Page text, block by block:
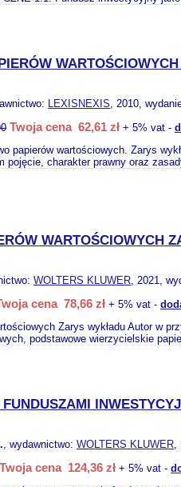
LEXISNEXIS, 2010,
Twoja cena 62,61 zł + 5% vat -
papierów wartościowych. Zarys
pojęcie, charakter prawny oraz
WARTOŚCIOWYCH
WOLTERS KLUWER, 2021,
cena 78,66 zł + 5% vat -
Zarys wykładu Autor w
podstawowe wierzycielskie
, wydawnictwo: WOLTERS KLUWER,
Twoja cena 124,36 zł + 5% vat -